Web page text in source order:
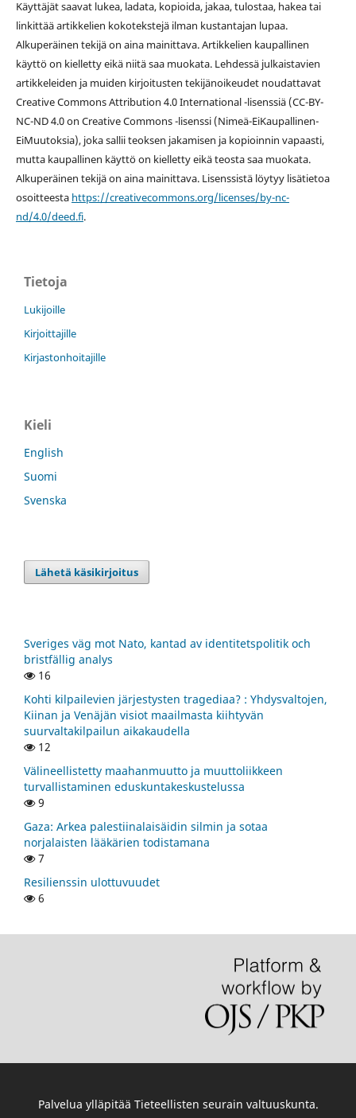
Käyttäjät saavat lukea, ladata, kopioida, jakaa, tulostaa, hakea tai
linkittää artikkelien kokotekstejä ilman kustantajan lupaa.
Alkuperäinen tekijä on aina mainittava. Artikkelien kaupallinen
käyttö on kielletty eikä niitä saa muokata. Lehdessä julkaistavien
artikkeleiden ja muiden kirjoitusten tekijänoikeudet noudattavat
Creative Commons Attribution 4.0 International -lisenssiä (CC-BY-
NC-ND 4.0 on Creative Commons -lisenssi(Nimeä-EiKaupallinen-
EiMuutoksia), joka sallii teoksen jakamisen ja kopioinnin vapaasti,
mutta kaupallinen käyttö on kielletty eikä teosta saa muokata.
Alkuperäinen tekijä on aina mainittava. Lisenssistä löytyy lisätietoa
osoitteesta https://creativecommons.org/licenses/by-nc-
nd/4.0/deed.fi.
Tietoja
Lukijoille
Kirjoittajille
Kirjastonhoitajille
Kieli
English
Suomi
Svenska
Lähetä käsikirjoitus
Sveriges väg mot Nato, kantad av identitetspolitik och
bristfällig analys
16
Kohti kilpailevien järjestysten tragediaa? : Yhdysvaltojen,
Kiinan ja Venäjän visiot maailmasta kiihtyvän
suurvaltakilpailun aikakaudella
12
Välineellistetty maahanmuutto ja muuttoliikkeen
turvallistaminen eduskuntakeskustelussa
9
Gaza: Arkea palestiinalaisäidin silmin ja sotaa
norjalaisten lääkärien todistamana
7
Resilienssin ulottuvuudet
6
Palvelua ylläpitää Tieteellisten seurain valtuuskunta.